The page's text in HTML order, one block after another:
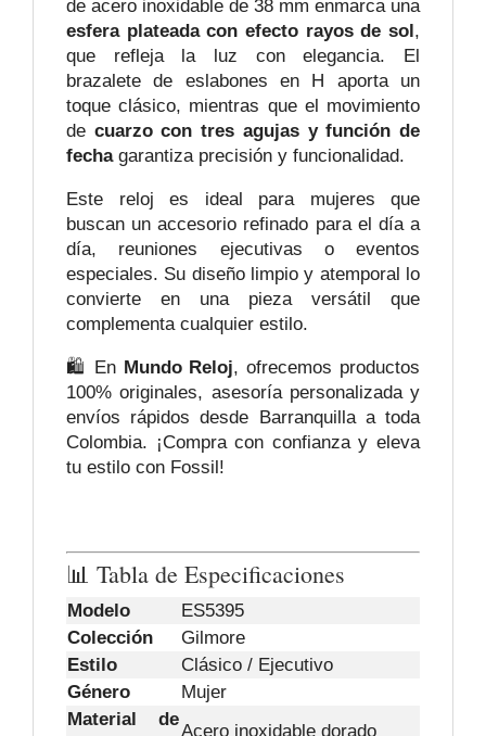
de acero inoxidable de 38 mm enmarca una
esfera plateada con efecto rayos de sol ,
que refleja la luz con elegancia. El
brazalete de eslabones en H aporta un
toque clásico, mientras que el movimiento
de cuarzo con tres agujas y función de
fechagarantiza precisión y funcionalidad.
Este reloj es ideal para mujeres que
buscan un accesorio refinado para el día a
día, reuniones ejecutivas o eventos
especiales. Su diseño limpio y atemporal lo
convierte en una pieza versátil que
complementa cualquier estilo.
🛍️ En Mundo Reloj, ofrecemos productos
100% originales, asesoría personalizada y
envíos rápidos desde Barranquilla a toda
Colombia. ¡Compra con confianza y eleva
tu estilo con Fossil!
📊 Tabla de Especificaciones
Modelo
ES5395
Colección
Gilmore
Estilo
Clásico / Ejecutivo
Género
Mujer
Material de
Acero inoxidable dorado